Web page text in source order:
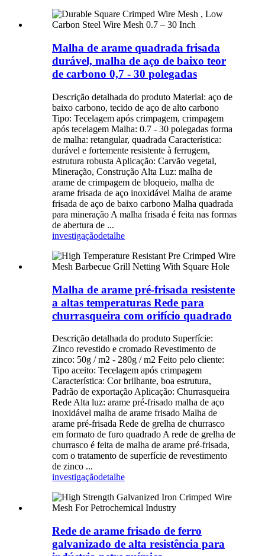
Malha de arame quadrada frisada
durável, malha de aço de baixo teor
de carbono 0,7 - 30 polegadas
Descrição detalhada do produto Material: aço de
baixo carbono, tecido de aço de alto carbono
Tipo: Tecelagem após crimpagem, crimpagem
após tecelagem Malha: 0.7 - 30 polegadas forma
de malha: retangular, quadrada Característica:
durável e fortemente resistente à ferrugem,
estrutura robusta Aplicação: Carvão vegetal,
Mineração, Construção Alta Luz: malha de
arame de crimpagem de bloqueio, malha de
arame frisada de aço inoxidável Malha de arame
frisada de aço de baixo carbono Malha quadrada
para mineração A malha frisada é feita nas formas
de abertura de ...
investigaçãodetalhe
Malha de arame pré-frisada resistente
a altas temperaturas Rede para
churrasqueira com orifício quadrado
Descrição detalhada do produto Superfície:
Zinco revestido e cromado Revestimento de
zinco: 50g / m2 - 280g / m2 Feito pelo cliente:
Tipo aceito: Tecelagem após crimpagem
Característica: Cor brilhante, boa estrutura,
Padrão de exportação Aplicação: Churrasqueira
Rede Alta luz: arame pré-frisado malha de aço
inoxidável malha de arame frisado Malha de
arame pré-frisada Rede de grelha de churrasco
em formato de furo quadrado A rede de grelha de
churrasco é feita de malha de arame pré-frisada,
com o tratamento de superfície de revestimento
de zinco ...
investigaçãodetalhe
Rede de arame frisado de ferro
galvanizado de alta resistência para